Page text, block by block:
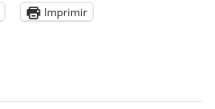
Imprimir